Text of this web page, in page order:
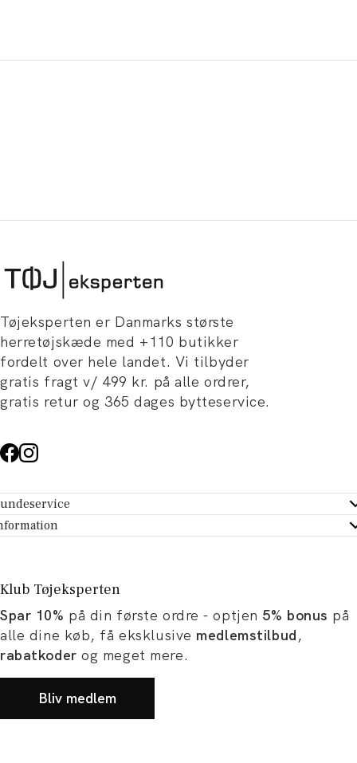
Tøjeksperten er Danmarks største
herretøjskæde med +110 butikker
fordelt over hele landet. Vi tilbyder
gratis fragt v/ 499 kr. på alle ordrer,
gratis retur og 365 dages bytteservice.
- Hjælpecenter
dit køb
Tøjeksperten
og artikler
og karriere
Klub Tøjeksperten
Spar 10% på din første ordre - optjen 5% bonus på
alle dine køb, få eksklusive medlemstilbud,
rabatkoder og meget mere.
Bliv medlem